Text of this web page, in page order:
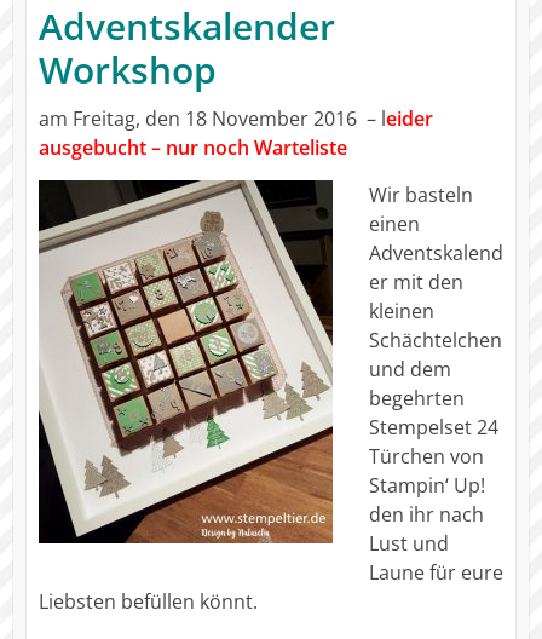
Adventskalender
Workshop
am Freitag, den 18 November 2016 – leider
ausgebucht – nur noch Warteliste
Wir basteln
einen
Adventskalend
er mit den
kleinen
Schächtelchen
und dem
begehrten
Stempelset 24
Türchen von
Stampin‘ Up!
den ihr nach
Lust und
Laune für eure
Liebsten befüllen könnt.